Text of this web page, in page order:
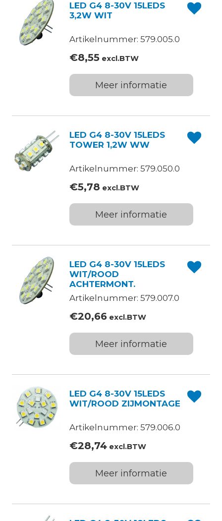
LED G4 8-30V 15LEDS
3,2W WIT
Artikelnummer: 579.005.0
€8,55excl.BTW
Meer informatie
LED G4 8-30V 15LEDS
TOWER 1,2W WW
Artikelnummer: 579.050.0
€5,78 excl.BTW
Meer informatie
LED G4 8-30V 15LEDS
WIT/ROOD
ACHTERMONT.
Artikelnummer: 579.007.0
€20,66excl.BTW
Meer informatie
LED G4 8-30V 15LEDS
WIT/ROOD ZIJMONTAGE
Artikelnummer: 579.006.0
€28,74excl.BTW
Meer informatie